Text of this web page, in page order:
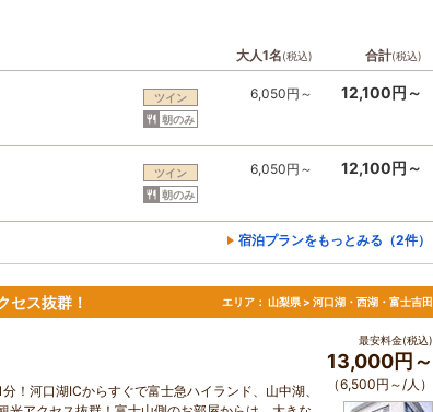
大人1名(税込) 合計(税込)
ツイン
朝のみ
6,050円～ 12,100円～
ツイン
朝のみ
6,050円～ 12,100円～
宿泊プランをもっとみる（2件）
セス抜群！ エリア： 山梨県 > 河口湖・西湖・富士吉田
！河口湖ICからすぐで富士急ハイランド、山中湖、
最安料金(税込)
13,000円～
（6,500円～/人）